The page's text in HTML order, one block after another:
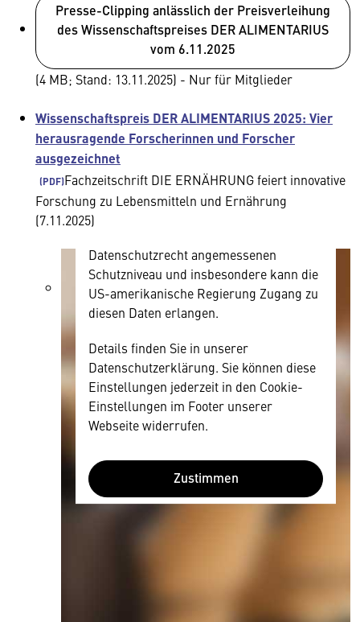
Presse-Clipping anlässlich der Preisverleihung
des Wissenschaftspreises DER ALIMENTARIUS
vom 6.11.2025
(4 MB; Stand: 13.11.2025) - Nur für Mitglieder
Wissenschaftspreis DER ALIMENTARIUS 2025: Vier
herausragende Forscherinnen und Forscher
ausgezeichnet
Fachzeitschrift DIE ERNÄHRUNG feiert innovative
Forschung zu Lebensmitteln und Ernährung
(7.11.2025)
Wir benötigen Ihre Zustimmung
Hier würden wir Ihnen gerne einen
benötigen wir allerdings Ihre
Zustimmung, da Ihr Browser
personenbezogene technische Daten zu
Geräten und Nutzerverhalten mitunter
mit US-amerikanischen Anbietern
austauscht.
Datenschutzrecht angemessenen
Schutzniveau und insbesondere kann die
US-amerikanische Regierung Zugang zu
diesen Daten erlangen.
Details finden Sie in unserer
Datenschutzerklärung. Sie können diese
Einstellungen jederzeit in den Cookie-
Einstellungen im Footer unserer
Webseite widerrufen.
Zustimmen